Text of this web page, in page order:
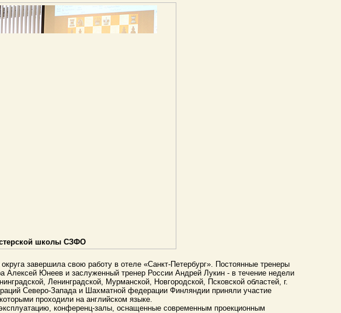
школы СЗФО
завершила свою работу в отеле «Санкт-Петербург». Постоянные тренеры
Юнеев и заслуженный тренер России Андрей Лукин - в течение недели
Ленинградской, Мурманской, Новгородской, Псковской областей, г.
Северо-Запада и Шахматной федерации Финляндии приняли участие
проходили на английском языке.
конференц-залы, оснащенные современным проекционным